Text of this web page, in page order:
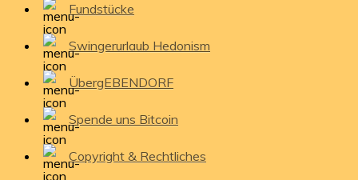
Fundstücke
Swingerurlaub Hedonism
ÜbergEBENDORF
Spende uns Bitcoin
Copyright & Rechtliches